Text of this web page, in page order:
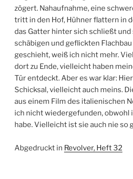
zögert. Nahaufnahme, eine
tritt in den Hof, Hühner flattern in
das Gatter hinter sich schließt und
schäbigen und geflickten
geschieht, weiß ich nicht mehr.
dort zu Ende, vielleicht haben
Tür entdeckt. Aber es war klar:
Schicksal, vielleicht auch meins.
aus einem Film des italienischen
ich nicht wiedergefunden, obwohl
habe. Vielleicht ist sie auch nie so
Abgedruckt in Revolver, Heft 32